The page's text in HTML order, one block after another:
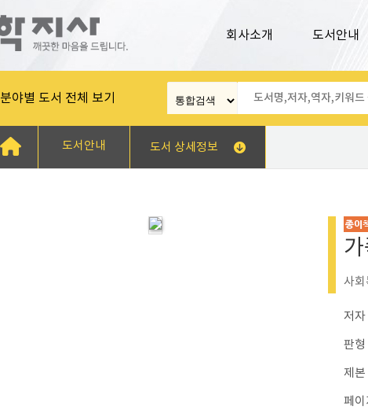
회사소개 도서안내
분야별 도서 전체 보기
도서안내 도서 상세정보
사회
저자
판형
제본
페이